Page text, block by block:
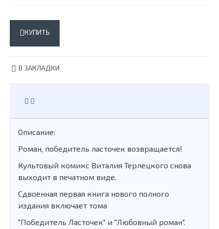
КУПИТЬ
В ЗАКЛАДКИ
Описание:
Роман, победитель ласточек возвращается!
Культовый комикс Виталия Терлецкого снова
выходит в печатном виде.
Сдвоенная первая книга нового полного
издания включает тома
"Победитель Ласточек" и "Любовный роман".